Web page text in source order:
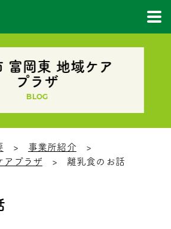
富岡東 地域ケア
プラザ
BLOG
事業所紹介
アプラザ
離乳食のお話